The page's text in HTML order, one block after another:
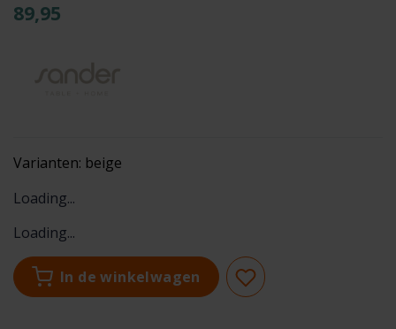
89,95
Varianten: beige
Loading...
Loading...
In de winkelwagen